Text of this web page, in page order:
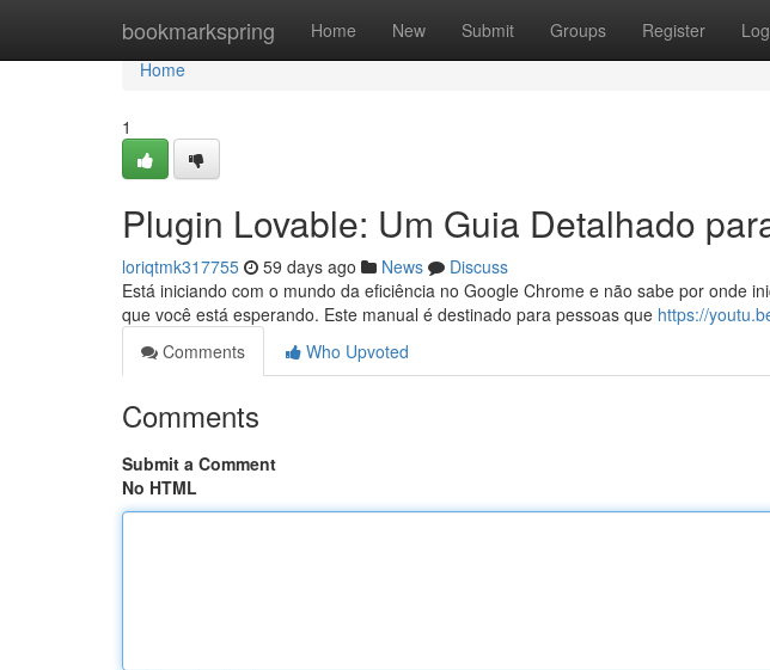
bookmarkspring Home New Submit Groups Register
Home
Home
1
Plugin Lovable: Um Guia Detalhado
loriqtmk317755 59 days ago News
Discuss
Está iniciando com o mundo da eficiência no Google Chrome e não sabe por onde
que você está esperando. Este manual é destinado para pessoas que https://
Comments
Who Upvoted
Comments
Submit a Comment
No HTML